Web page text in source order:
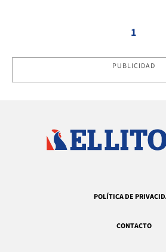
1
PUBLICIDAD
POLÍTICA DE
CONTACTO